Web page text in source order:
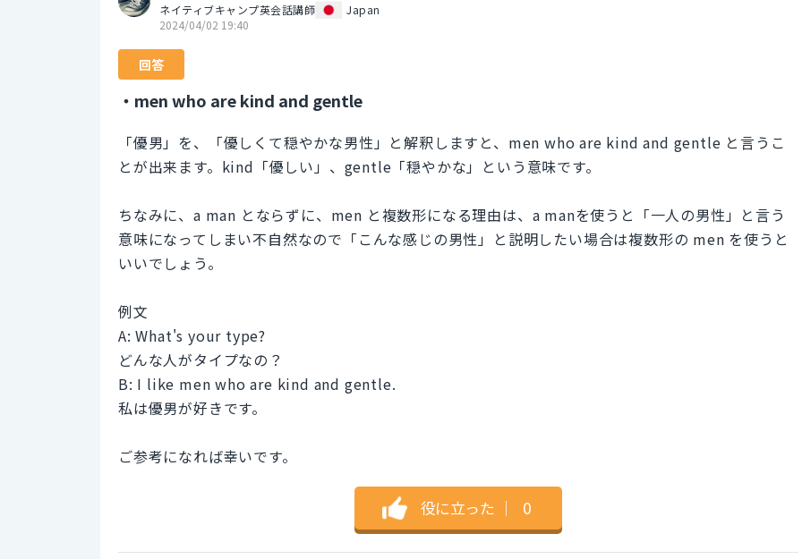
ネイティブキャンプ英会話講師
Japan
2024/04/02 19:40
回答
・men who are kind and gentle
「優男」を、「優しくて穏やかな男性」と解釈しますと、men who are kind and gentle と言うこ
とが出来ます。kind「優しい」、gentle「穏やかな」という意味です。
ちなみに、a man とならずに、men と複数形になる理由は、a manを使うと「一人の男性」と言う
意味になってしまい不自然なので「こんな感じの男性」と説明したい場合は複数形の men を使うと
いいでしょう。
例文
A: What's your type?
どんな人がタイプなの？
B: I like men who are kind and gentle.
私は優男が好きです。
ご参考になれば幸いです。
役に立った ｜ 0